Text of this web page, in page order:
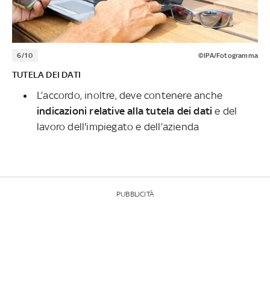
6/10 ©IPA/Fotogramma
TUTELA DEI DATI
L’accordo, inoltre, deve contenere anche
indicazioni relative alla tutela dei datie del
lavoro dell'impiegato e dell’azienda
PUBBLICITÀ